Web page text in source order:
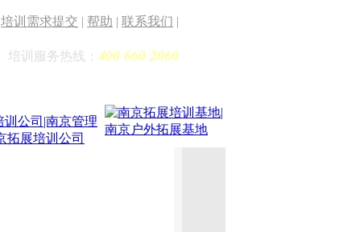
培训需求提交 | 帮助 | 联系我们 |
培训服务热线： 400 660 2060